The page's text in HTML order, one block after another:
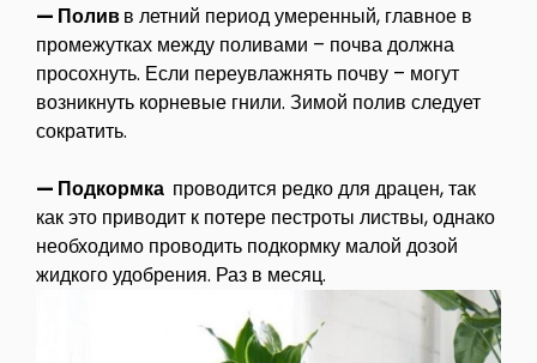
— Поливв летний период умеренный, главное в
промежутках между поливами – почва должна
просохнуть. Если переувлажнять почву – могут
возникнуть корневые гнили. Зимой полив следует
сократить.
— Подкормка проводится редко для драцен, так
как это приводит к потере пестроты листвы, однако
необходимо проводить подкормку малой дозой
жидкого удобрения. Раз в месяц.